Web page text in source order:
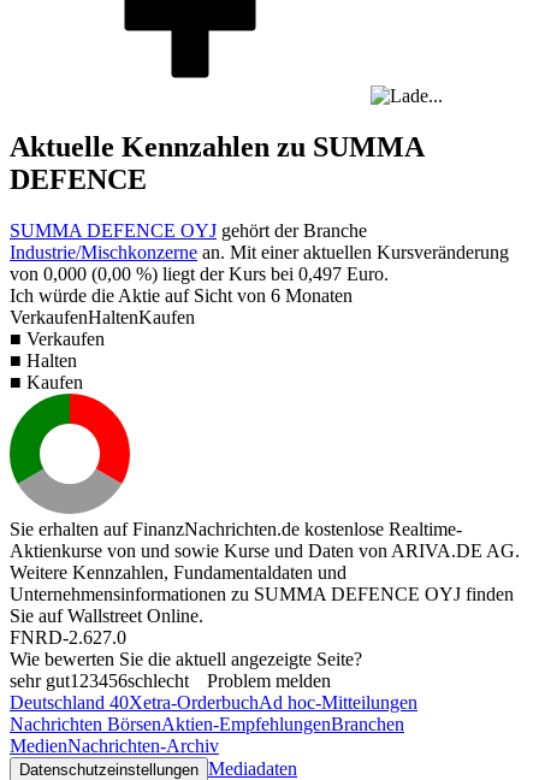
Aktuelle Kennzahlen zu SUMMA
DEFENCE
SUMMA DEFENCE OYJ gehört der Branche
Industrie/Mischkonzerne an. Mit einer aktuellen Kursveränderung
von 0,000 (0,00 %) liegt der Kurs bei 0,497 Euro.
Ich würde die Aktie auf Sicht von 6 Monaten
VerkaufenHaltenKaufen
■ Verkaufen
■ Halten
■ Kaufen
Sie erhalten auf FinanzNachrichten.de kostenlose Realtime-
Aktienkurse von und sowie Kurse und Daten von ARIVA.DE AG.
Weitere Kennzahlen, Fundamentaldaten und
Unternehmensinformationen zu SUMMA DEFENCE OYJ finden
Sie aufWallstreet Online.
FNRD-2.627.0
Wie bewerten Sie die aktuell angezeigte Seite?
sehr gut1 23456schlecht
Problem melden
Deutschland 40Xetra-OrderbuchAd hoc-Mitteilungen
Nachrichten BörsenAktien-EmpfehlungenBranchen
MedienNachrichten-Archiv
Datenschutzeinstellungen Mediadaten